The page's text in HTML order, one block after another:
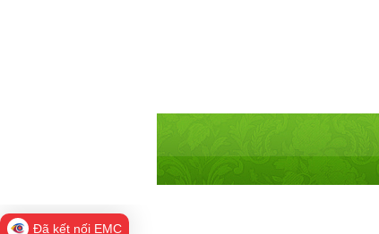
Đã kết nối EMC